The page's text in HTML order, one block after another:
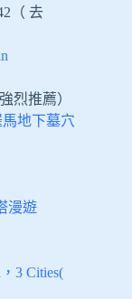
（ 去
烈推薦）
地下墓穴
漫遊
3 Cities(